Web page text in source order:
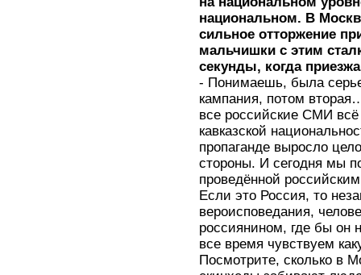
национальном. В
сильное отторжение
мальчишки с этим
секунды, когда
- Понимаешь, была
кампания, потом
все российские СМИ
кавказской
пропаганде выросло
стороны. И сегодня мы
проведённой
Если это Россия, то
вероисповедания,
россиянином, где бы он
все время чувствуем
Посмотрите, сколько в